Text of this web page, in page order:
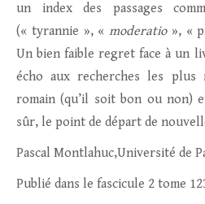
un index des passages
(« tyrannie », «moderatio», «
Un bien faible regret face à un
écho aux recherches les plus
romain (qu’il soit bon ou non)
sûr, le point de départ de
Pascal Montlahuc,Université de
Publié dans le fascicule 2 tome